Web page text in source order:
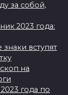
за собой,
2023 года:
вступят
на
года по